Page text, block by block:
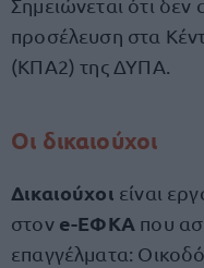
Σημειώνεται ότι
προσέλευση στα
(ΚΠΑ2) της ΔΥΠΑ.
Οι δικαιούχοι
Δικαιούχοι είναι
στονe-ΕΦΚΑ που
επαγγέλματα: